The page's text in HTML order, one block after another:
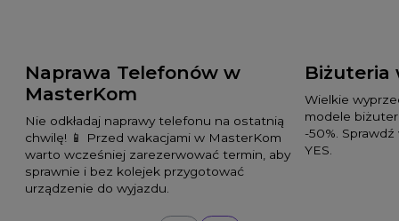
Naprawa Telefonów w
MasterKom
Nie odkładaj naprawy telefonu na ostatnią
chwilę! 📱 Przed wakacjami w MasterKom
warto wcześniej zarezerwować termin, aby
sprawnie i bez kolejek przygotować
urządzenie do wyjazdu.
Biżuteria
Wielkie
modele
-50%.
YES.